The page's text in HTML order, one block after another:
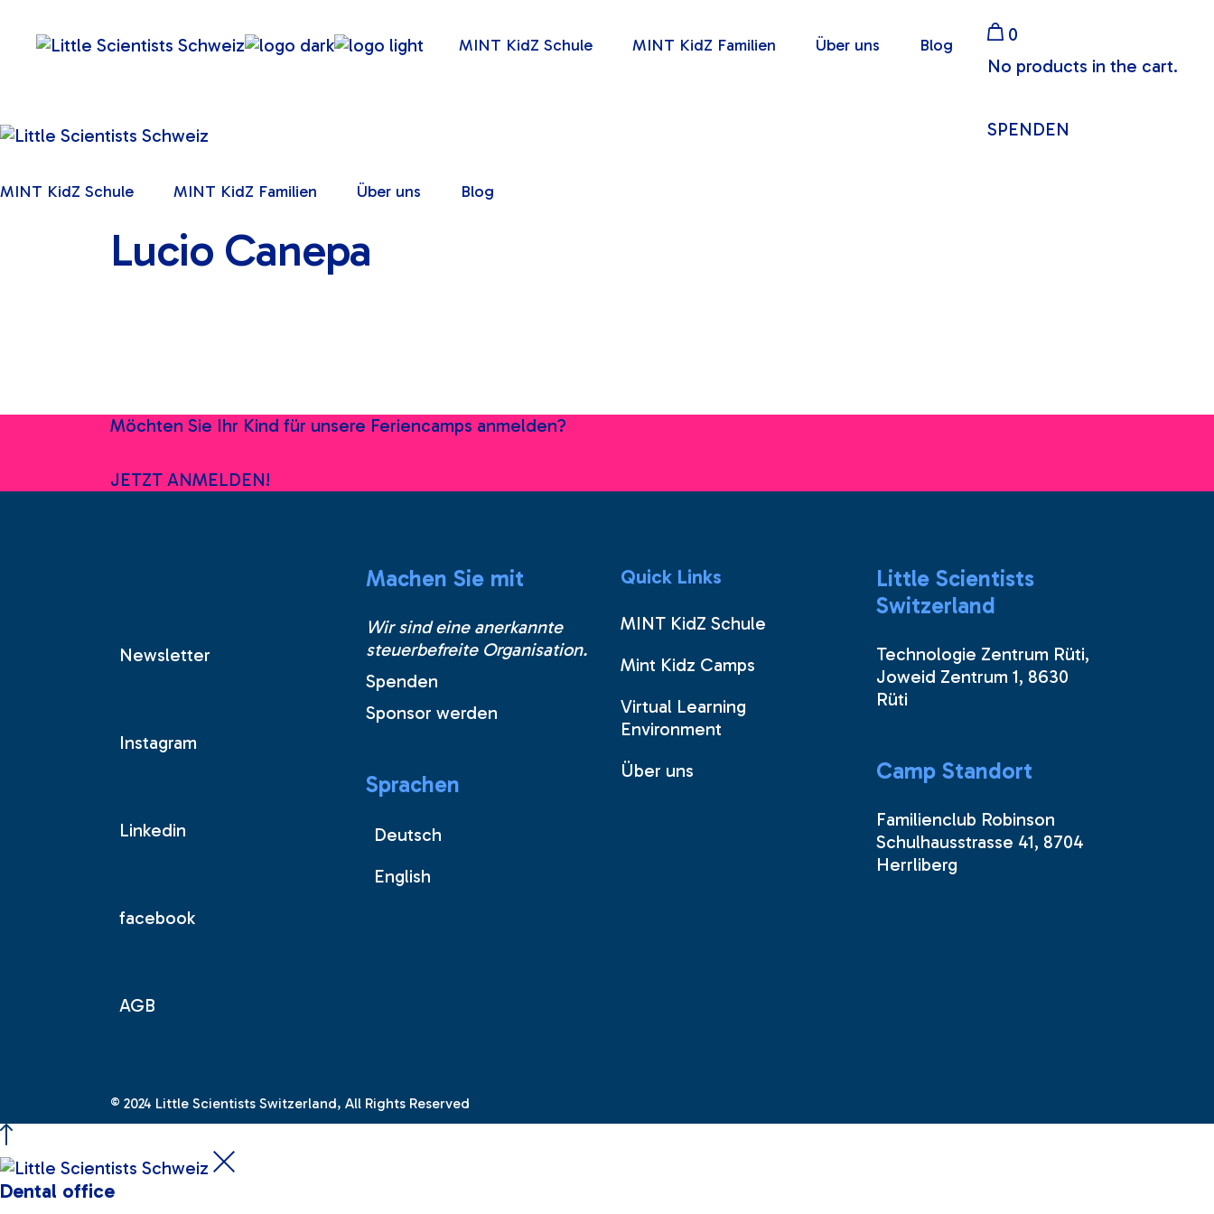
MINT KidZ Schule MINT KidZ Familien Über uns Blog
0
No products in the cart.
SPENDEN
MINT KidZ Schule MINT KidZ Familien Über uns Blog
Lucio Canepa
Möchten Sie Ihr Kind für unsere Feriencamps anmelden?
JETZT ANMELDEN!
Newsletter
Instagram
Linkedin
facebook
AGB
Machen Sie mit
Wir sind eine anerkannte
steuerbefreite Organisation.
Spenden
Sponsor werden
Sprachen
Deutsch
English
Quick Links
MINT KidZ Schule
Mint Kidz Camps
Virtual Learning
Environment
Über uns
Little Scientists
Switzerland
Technologie Zentrum Rüti,
Joweid Zentrum 1, 8630
Rüti
Camp Standort
Familienclub Robinson
Schulhausstrasse 41, 8704
Herrliberg
© 2024 Little Scientists Switzerland, All Rights Reserved
Dental office